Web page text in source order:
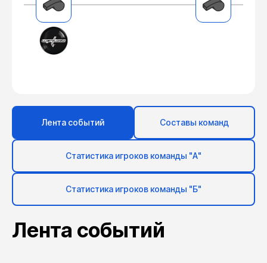
Лента событий Составы команд
Статистика игроков команды "А"
Статистика игроков команды "Б"
Лента событий